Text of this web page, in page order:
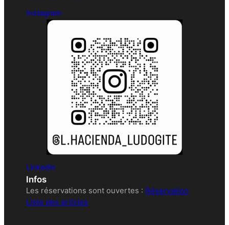
Instagram
Linkedin
Infos
Les réservations sont ouvertes : Réservation
Liste des articles